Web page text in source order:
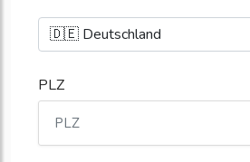
PLZ